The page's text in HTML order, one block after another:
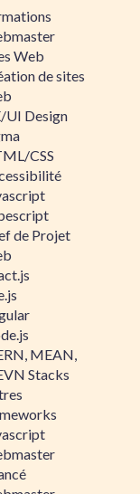
Web
de sites
UI Design
CSS
de Projet
MEAN,
Stacks